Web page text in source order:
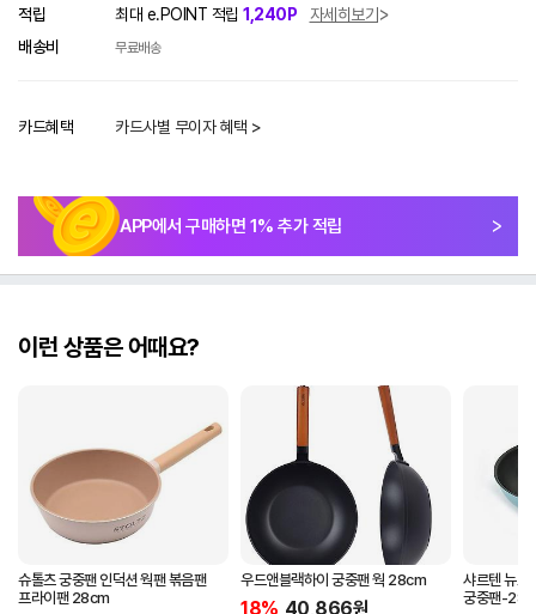
적립 최대 e.POINT 적립 1,240P
자세히보기
배송비
무료배송
카드혜택 카드사별 무이자 혜택 >
APP에서 구매하면 1% 추가 적립
이런 상품은 어때요?
슈톨츠 궁중팬 인덕션 웍팬 볶음팬
프라이팬 28cm
우드앤블랙하이 궁중팬 웍 28cm
18% 40,866원
샤르텐 뉴프
궁중팬-